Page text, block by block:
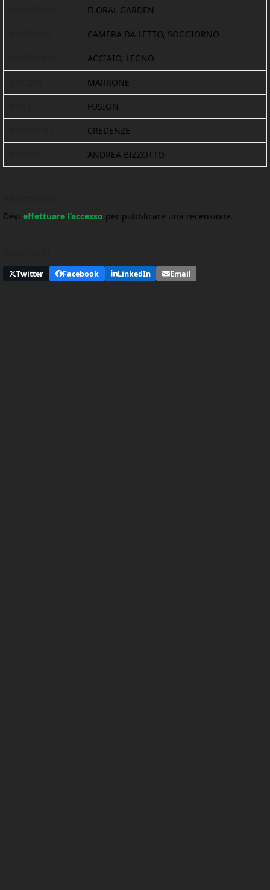
FLORAL GARDEN
CAMERA DA LETTO, SOGGIORNO
ACCIAIO, LEGNO
MARRONE
FUSION
CREDENZE
ANDREA BIZZOTTO
Devi effettuare l’accesso per pubblicare una recensione.
Twitter Facebook LinkedIn Email